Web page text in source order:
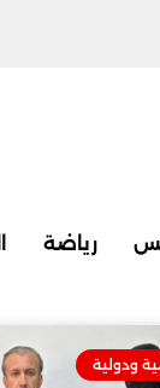
رياضة
ودولية